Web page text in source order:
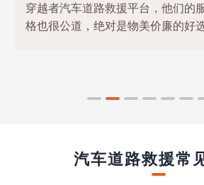
穿越者汽车道路救援平台，他们的
格也很公道，绝对是物美价廉的好
汽车道路救援常